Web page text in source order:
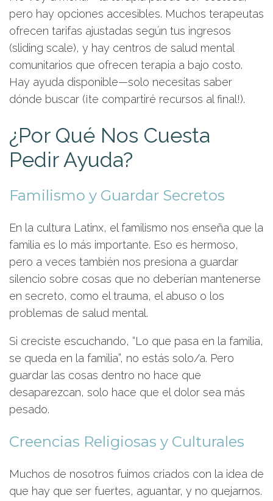
pero hay opciones accesibles. Muchos terapeutas
ofrecen tarifas ajustadas según tus ingresos
(sliding scale), y hay centros de salud mental
comunitarios que ofrecen terapia a bajo costo.
Hay ayuda disponible—solo necesitas saber
dónde buscar (¡te compartiré recursos al final!).
¿Por Qué Nos Cuesta
Pedir Ayuda?
Familismo y Guardar Secretos
En la cultura Latinx, el familismo nos enseña que la
familia es lo más importante. Eso es hermoso,
pero a veces también nos presiona a guardar
silencio sobre cosas que no deberían mantenerse
en secreto, como el trauma, el abuso o los
problemas de salud mental.
Si creciste escuchando, “Lo que pasa en la familia,
se queda en la familia”, no estás solo/a. Pero
guardar las cosas dentro no hace que
desaparezcan, solo hace que el dolor sea más
pesado.
Creencias Religiosas y Culturales
Muchos de nosotros fuimos criados con la idea de
que hay que ser fuertes, aguantar, y no quejarnos.